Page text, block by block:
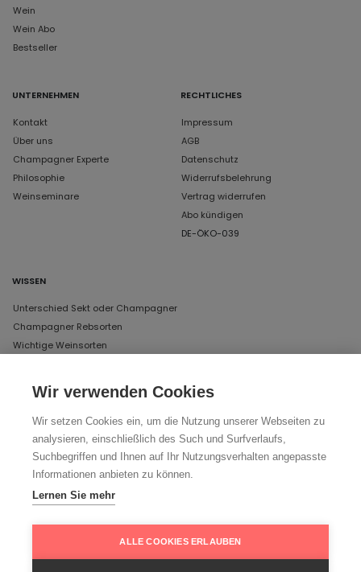
Wein
Wein Abo
Bestseller
UNTERNEHMEN
Kontakt
Über uns
Champagner Experte
Philosophie
Weinseminare
RECHTLICHES
Impressum
AGB
Datenschutz
Widerrufsbelehrung
Vertrag widerrufen
Abo kündigen
DE-ÖKO-039
WISSEN
Unterschied Sekt oder Champagner
Champagner Rebsorten
Wichtige Weinsorten
UNSERE ÖFFNUNGSZEITEN IN MÜNCHEN
DAS LAGER
Donnerstag und Freitag von 12 bis 18 Uhr
Ihr Weg zu uns
Wir verwenden Cookies
Wir setzen Cookies ein, um die Nutzung unserer Webseiten zu
analysieren, einschließlich des Such und Surfverlaufs,
Suchbegriffen und Ihnen auf Ihr Nutzungsverhalten angepasste
Informationen anbieten zu können.
Lernen Sie mehr
ALLE COOKIES ERLAUBEN